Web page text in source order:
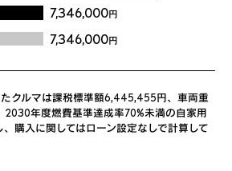
7,346,000円
7,346,000円
クルマは課税標準額6,445,455円、車両重
2030年度燃費基準達成率70%未満の自家用
購入に関してはローン設定なしで計算して